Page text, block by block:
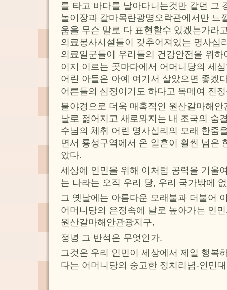
를 타고 바다를 날아다니는것만 같던 그
놀이장과 갈마목란광명오락관에서만 느
움을 무슨 말로 다 표현할수 있겠는가라
의료봉사시설들이 갖추어져있는 명사십
의료일군들이 우리들의 건강안전을 위
이지 이르는 곳마다에서 어머니당의 세
어린 아들은 아예 여기서 살았으면 좋겠
어른들의 심정이기도 하다고 목메여 진
불야경으로 더욱 매혹적인 원산갈마해
날로 젊어지고 새로와지는 내 조국의 숨
수님의 체취 어린 명사십리의 모래 한줌
면서 룡성구역에서 온 일흔이 훨씬 넘은
았다.
세상에 인민을 위해 이처럼 공력을 기울
는 나라는 오직 우리 당, 우리 국가밖에
그 옛날에는 아름다운 모래불과 더불어
어머니당의 은정속에 날로 높아가는 인
원산갈마해안관광지구,
정녕 그 반석은 무엇인가.
그것은 우리 인민이 세상에서 제일 행복
다는 어머니당의 숭고한 정치리념-인민